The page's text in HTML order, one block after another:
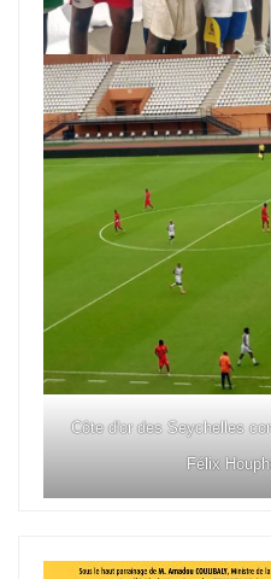
Côte d'or des Seychelles
Félix